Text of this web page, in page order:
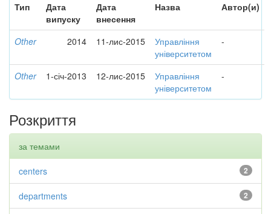
Тип
Дата
випуску
Дата
внесення
Назва Автор(и)
Other 2014 11-лис-2015
Управління
університетом
-
Other 1-січ-2013 12-лис-2015
Управління
університетом
-
Розкриття
за темами
2
centers
2
departments